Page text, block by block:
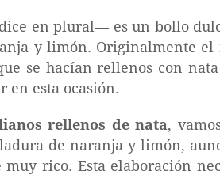
dice en plural— es un bollo
y limón. Originalmente el
se hacían rellenos con
en esta ocasión.
rellenos de nata,
de naranja y limón,
rico. Esta elaboración